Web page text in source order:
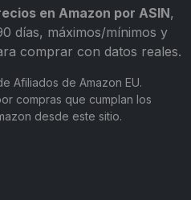
en Amazon por ASIN,
días, máximos/mínimos y
comprar con datos reales.
Afiliados de Amazon EU.
compras que cumplan los
desde este sitio.